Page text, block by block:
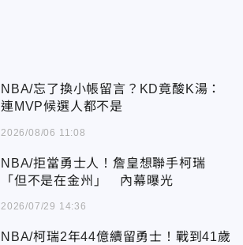
NBA/忘了換小帳留言？KD竟酸K湯：
連MVP候選人都不是
2026/08/06 11:08
NBA/拒當勇士人！詹皇想聯手柯瑞
「但不是在金州」 內幕曝光
2026/07/29 14:36
NBA/柯瑞2年44億續留勇士！戰到41歲